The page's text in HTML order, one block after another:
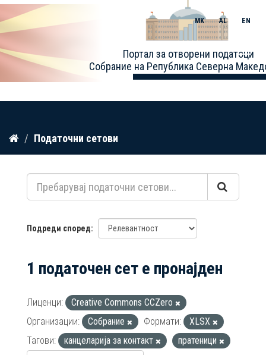
Прескокнете
содржина
Портал за отворени податоци
Собрание на Република Северна
MK AL EN
Toggle
Податочни сетови
Подреди според
1 податочен сет е пронајден
Лиценци:
Creative Commons CCZero
Организации:
Собрание Формати:
XLSX
Тагови:
канцеларија за контакт пратеници